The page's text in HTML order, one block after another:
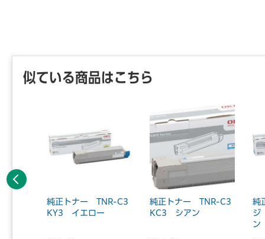
似ている商品はこちら
純正トナー TNR-C3
KY3 イエロー
純正トナー TNR-C3
KC3 シアン
純
ジ
ン
前へ